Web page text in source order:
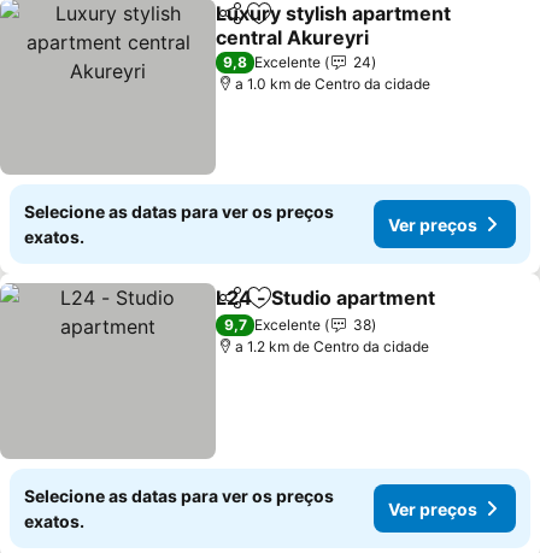
PartilharAdicionar aos favoritos
Luxury stylish apartment
central Akureyri
Ver preços
9,8 Excelente
24
a 1.0 km de Centro da cidade
Selecione as datas para ver os preços
exatos.
Ver preços
PartilharAdicionar aos favoritos
L24 - Studio apartment
9,7 Excelente
38
a 1.2 km de Centro da cidade
Selecione as datas para ver os preços
exatos.
Ver preços